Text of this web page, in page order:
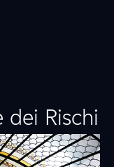
dei Rischi